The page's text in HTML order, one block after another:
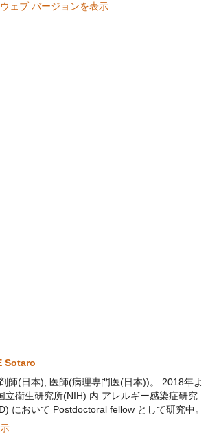
ウェブ バージョンを表示
Sotaro
師(日本), 医師(病理専門医(日本))。 2018年よ
立衛生研究所(NIH) 内 アレルギー感染症研究
において Postdoctoral fellow として研究中。